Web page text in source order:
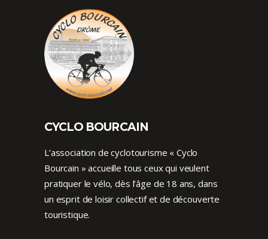
CYCLO BOURCAIN
L’association de cyclotourisme « Cyclo
Bourcain » accueille tous ceux qui veulent
pratiquer le vélo, dès l’âge de 18 ans, dans
un esprit de loisir collectif et de découverte
touristique.